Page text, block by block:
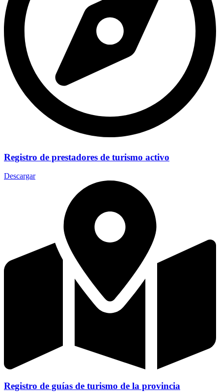
Registro de prestadores de turismo activo
Descargar
Registro de guías de turismo de la provincia